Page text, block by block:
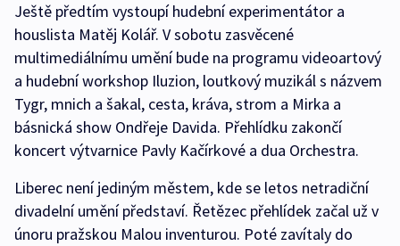
Ještě předtím vystoupí hudební experimentátor a
houslista Matěj Kolář. V sobotu zasvěcené
multimediálnímu umění bude na programu videoartový
a hudební workshop Iluzion, loutkový muzikál s názvem
Tygr, mnich a šakal, cesta, kráva, strom a Mirka a
básnická show Ondřeje Davida. Přehlídku zakončí
koncert výtvarnice Pavly Kačírkové a dua Orchestra.
Liberec není jediným městem, kde se letos netradiční
divadelní umění představí. Řetězec přehlídek začal už v
únoru pražskou Malou inventurou. Poté zavítaly do